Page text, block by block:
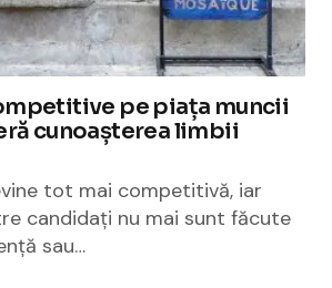
pe piața muncii
cunoașterea limbii
tot mai competitivă, iar
candidați nu mai sunt făcute
sau…